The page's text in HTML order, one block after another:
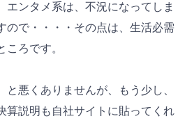
エンタメ系は、不況になってしま
ので・・・・その点は、生活必需
ころです。
と悪くありませんが、もう少し、
算説明も自社サイトに貼ってくれ